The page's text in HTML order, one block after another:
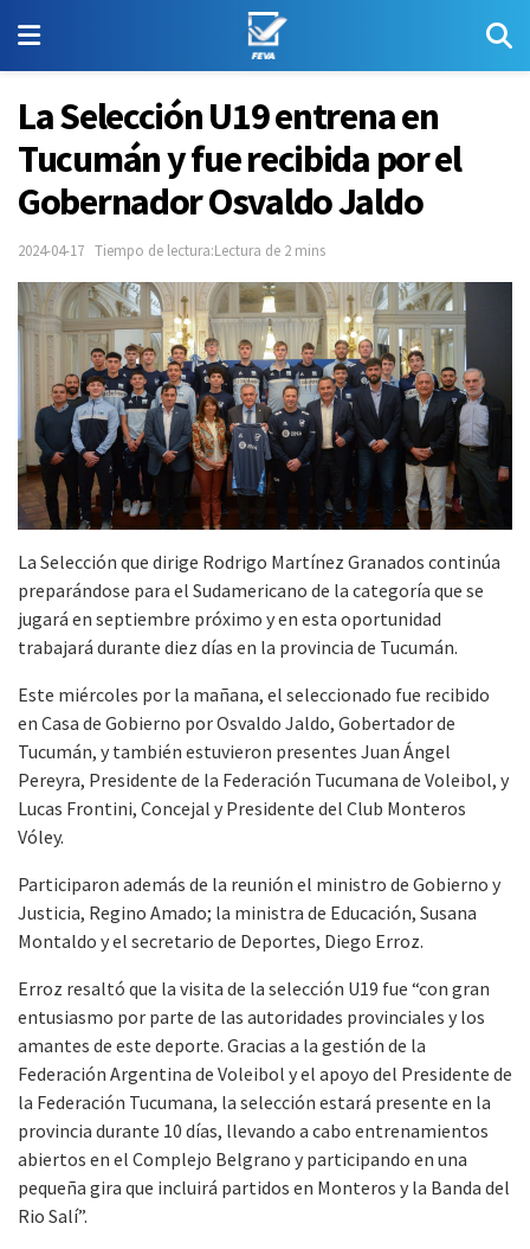
La Selección U19 entrena en
Tucumán y fue recibida por el
Gobernador Osvaldo Jaldo
2024-04-17 Tiempo de lectura:Lectura de 2 mins
La Selección que dirige Rodrigo Martínez Granados continúa
preparándose para el Sudamericano de la categoría que se
jugará en septiembre próximo y en esta oportunidad
trabajará durante diez días en la provincia de Tucumán.
Este miércoles por la mañana, el seleccionado fue recibido
en Casa de Gobierno por Osvaldo Jaldo, Gobertador de
Tucumán, y también estuvieron presentes Juan Ángel
Pereyra, Presidente de la Federación Tucumana de Voleibol, y
Lucas Frontini, Concejal y Presidente del Club Monteros
Vóley.
Participaron además de la reunión el ministro de Gobierno y
Justicia, Regino Amado; la ministra de Educación, Susana
Montaldo y el secretario de Deportes, Diego Erroz.
Erroz resaltó que la visita de la selección U19 fue “con gran
entusiasmo por parte de las autoridades provinciales y los
amantes de este deporte. Gracias a la gestión de la
Federación Argentina de Voleibol y el apoyo del Presidente de
la Federación Tucumana, la selección estará presente en la
provincia durante 10 días, llevando a cabo entrenamientos
abiertos en el Complejo Belgrano y participando en una
pequeña gira que incluirá partidos en Monteros y la Banda del
Rio Salí”.